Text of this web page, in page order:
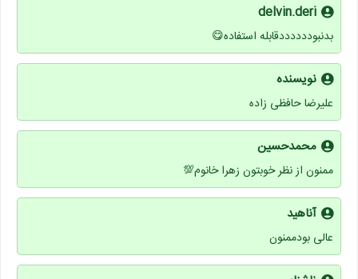
delvin.deri
بدنبوددددددقابله استفاده😋
نویسنده
علیرضا حافظی زاده
محمدحسین
ممنون از نظر خوبتون زهرا خانوم💯
آناهید
عالی بودممنون